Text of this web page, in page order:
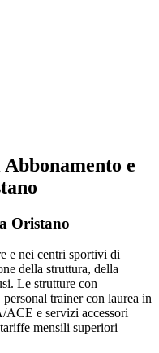
e
Oristano
e nei centri sportivi di
della struttura, della
Le strutture con
trainer con laurea in
e servizi accessori
mensili superiori